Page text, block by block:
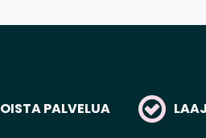
PALVELUA